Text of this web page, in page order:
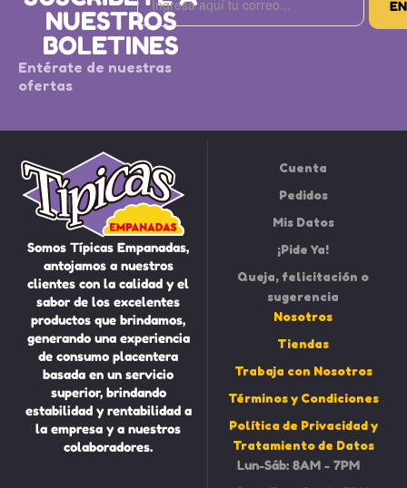
NUESTROS
BOLETINES
Entérate de nuestras
ofertas
Somos Típicas Empanadas,
antojamos a nuestros
clientes con la calidad y el
sabor de los excelentes
productos que brindamos,
generando una experiencia
de consumo placentera
basada en un servicio
superior, brindando
estabilidad y rentabilidad a
la empresa y a nuestros
colaboradores.
Cuenta
Pedidos
Mis Datos
¡Pide Ya!
Queja, felicitación o
sugerencia
Nosotros
Tiendas
Trabaja con Nosotros
Términos y Condiciones
Política de Privacidad y
Tratamiento de Datos
Lun-Sáb: 8AM - 7PM